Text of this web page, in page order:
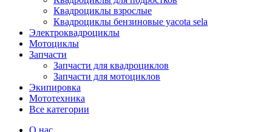
Квадроциклы взрослые
Квадроциклы бензиновые yacota sela
Электроквадроциклы
Мотоциклы
Запчасти
Запчасти для квадроциклов
Запчасти для мотоциклов
Экипировка
Мототехника
Все категории
О нас